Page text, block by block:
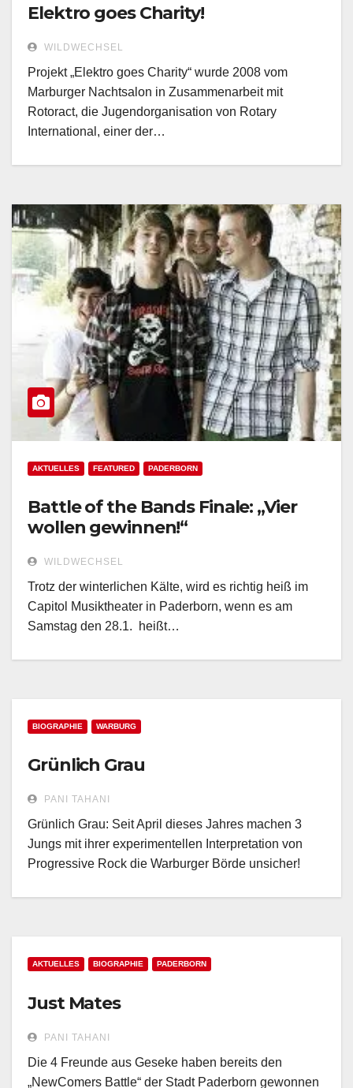
Elektro goes Charity!
WILDWECHSEL
Projekt „Elektro goes Charity“ wurde 2008 vom
Marburger Nachtsalon in Zusammenarbeit mit
Rotoract, die Jugendorganisation von Rotary
International, einer der…
AKTUELLES FEATURED PADERBORN
Battle of the Bands Finale: „Vier
wollen gewinnen!“
WILDWECHSEL
Trotz der winterlichen Kälte, wird es richtig heiß im
Capitol Musiktheater in Paderborn, wenn es am
Samstag den 28.1. heißt…
BIOGRAPHIE WARBURG
Grünlich Grau
PANI TAHANI
Grünlich Grau: Seit April dieses Jahres machen 3
Jungs mit ihrer experimentellen Interpretation von
Progressive Rock die Warburger Börde unsicher!
AKTUELLES BIOGRAPHIE PADERBORN
Just Mates
PANI TAHANI
Die 4 Freunde aus Geseke haben bereits den
„NewComers Battle“ der Stadt Paderborn gewonnen